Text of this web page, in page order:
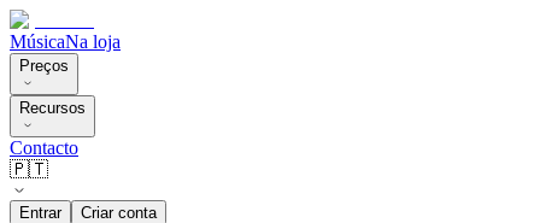
MúsicaNa loja
Preços
Recursos
Contacto
🇵🇹
Entrar Criar conta